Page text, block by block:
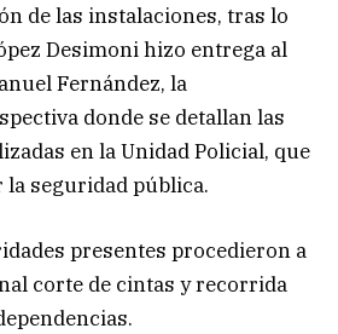
de las instalaciones, tras lo
Desimoni hizo entrega al
Fernández, la
donde se detallan las
en la Unidad Policial, que
seguridad pública.
presentes procedieron a
corte de cintas y recorrida